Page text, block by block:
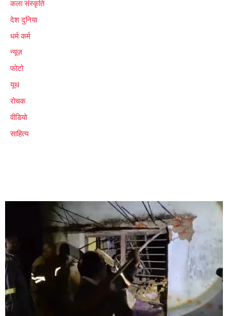
कला संस्कृति
देश दुनिया
धर्म कर्म
न्यूज़
फोटो
यूथ
रोचक
वीडियो
साहित्य